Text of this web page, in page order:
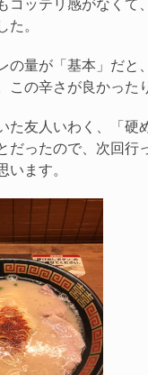
コッテリ感がなくて
。
の量が「基本」だと
この辛さが良かった
た友人いわく、「硬
だったので、次回行
います。